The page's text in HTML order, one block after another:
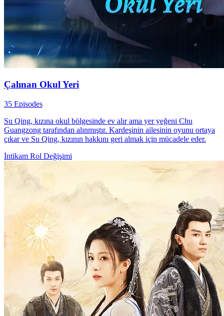
Çalınan Okul Yeri
35 Episodes
Su Qing, kızına okul bölgesinde ev alır ama yer yeğeni Chu
Guangzong tarafından alınmıştır. Kardeşinin ailesinin oyunu ortaya
çıkar ve Su Qing, kızının hakkını geri almak için mücadele eder.
İntikam Rol Değişimi